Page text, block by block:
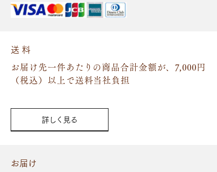
送 料
お届け先一件あたりの商品合計金額が、7,000円
（税込）以上で送料当社負担
詳しく見る
お届け